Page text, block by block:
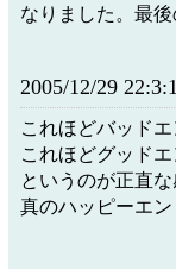
なりました。最後
2005/12/29 22:3:1
これほどバッド
これほどグッド
というのが正直な
真のハッピーエ